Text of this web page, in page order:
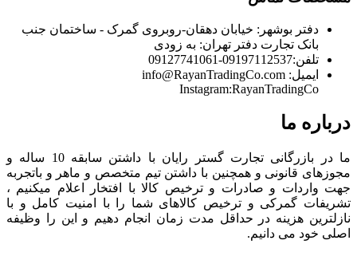
دفتر بوشهر: خیابان دهقان-روبروی گمرک - ساختمان جنب
بانک تجارت دفتر تهران: به زودی
تلفن:09197112537-09127741061
ایمیل: info@RayanTradingCo.com
Instagram:RayanTradingCo
درباره ما
ما در بازرگانی تجارت گستر رایان با داشتن سابقه 10 ساله و
مجوزهای قانونی و همچنین با داشتن تیم متخصص و ماهر و باتجربه
جهت واردات و صادرات و ترخیص کالا با افتخار اعلام میکنیم ،
تشریفات گمرکی و ترخیص کالاهای شما را با امنیت کامل و با
نازلترین هزینه در حداقل مدت زمان انجام دهیم و این را وظیفه
اصلی خود می دانیم.